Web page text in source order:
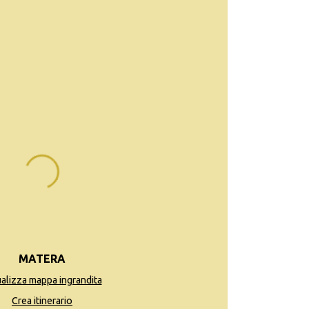
MATERA
mappa ingrandita
Crea itinerario